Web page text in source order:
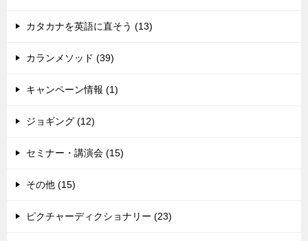
カタカナを英語に直そう (13)
カランメソッド (39)
キャンペーン情報 (1)
ジョギング (12)
セミナー・講演会 (15)
その他 (15)
ピクチャーディクショナリー (23)